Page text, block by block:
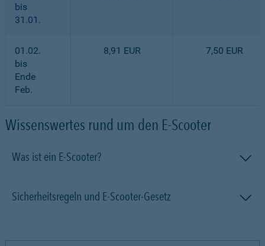
bis
31.01.
01.02.
bis
Ende
Feb.
8,91 EUR 7,50 EUR
Wissenswertes rund um den E-Scooter
Was ist ein E-Scooter?
Sicherheitsregeln und E-Scooter-Gesetz